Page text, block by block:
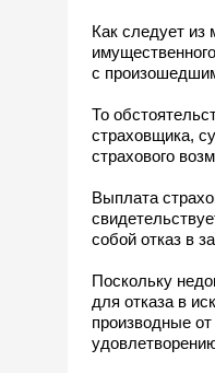
Как следует из
с
То
страховщика,
страхового
Выплата
собой отказ в
Поскольку
для отказа в
производные